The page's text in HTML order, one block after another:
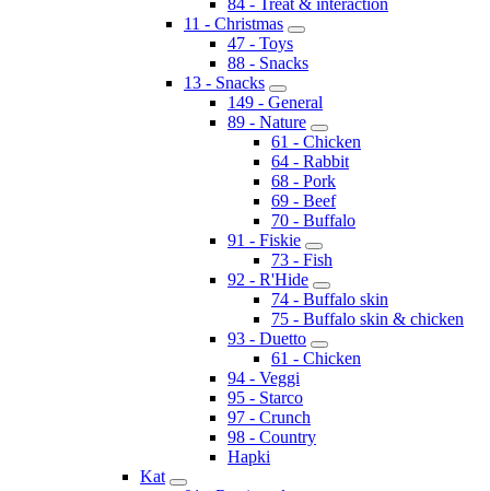
11 - Christmas
47 - Toys
88 - Snacks
13 - Snacks
149 - General
89 - Nature
61 - Chicken
64 - Rabbit
68 - Pork
69 - Beef
70 - Buffalo
91 - Fiskie
73 - Fish
92 - R'Hide
74 - Buffalo skin
75 - Buffalo skin & chicken
93 - Duetto
61 - Chicken
94 - Veggi
95 - Starco
97 - Crunch
98 - Country
Hapki
Kat